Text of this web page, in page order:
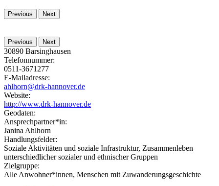
Previous Next
Previous Next
30890 Barsinghausen
Telefonnummer:
0511-3671277
E-Mailadresse:
ahlhorn@drk-hannover.de
Website:
http://www.drk-hannover.de
Geodaten:
Ansprechpartner*in:
Janina Ahlhorn
Handlungsfelder:
Soziale Aktivitäten und soziale Infrastruktur, Zusammenleben
unterschiedlicher sozialer und ethnischer Gruppen
Zielgruppe:
Alle Anwohner*innen, Menschen mit Zuwanderungsgeschichte